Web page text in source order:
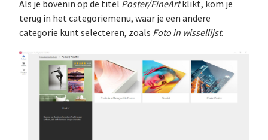
Als je bovenin op de titel Poster/FineArtklikt, kom je
terug in het categoriemenu, waar je een andere
categorie kunt selecteren, zoals Foto in wissellijst.